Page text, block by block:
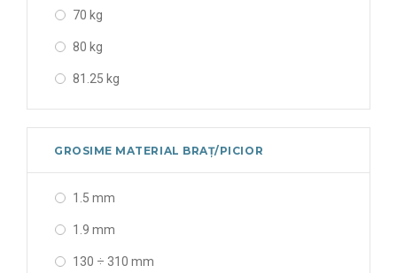
250 mm
300 mm
400 mm
440 mm
70 kg
80 kg
81.25 kg
90 kg
110 kg
120 kg
130 kg
140 kg
GROSIME MATERIAL BRAȚ/PICIOR
1.5 mm
1.9 mm
130 ÷ 310 mm